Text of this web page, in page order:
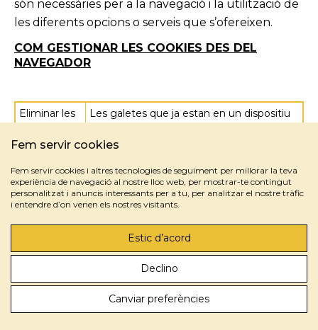
Fem servir cookies
Fem servir cookies i altres tecnologies de seguiment per millorar la teva
experiència de navegació al nostre lloc web, per mostrar-te contingut
personalitzat i anuncis interessants per a tu, per analitzar el nostre tràfic
i entendre d’on venen els nostres visitants.
Estic d’acord
Declino
Canviar preferències
són necessàries per a la navegació i la utilització de
les diferents opcions o serveis que s’ofereixen.
COM GESTIONAR LES COOKIES DES DEL
NAVEGADOR
Eliminar les
dispositiu
Les galetes que ja estan en un dispositiu
navegador, de manera que se
web visitats. No obstant això, també
podeu perdre part de la informació
desada (per exemple, les dades d’inici de
les cookies
del lloc
Per tenir un control més precís de les
galetes específiques de cada lloc, els
usuaris poden ajustar la seva configuració
de privadesa i galetes al navegador.
Encara que la majoria dels navegadors